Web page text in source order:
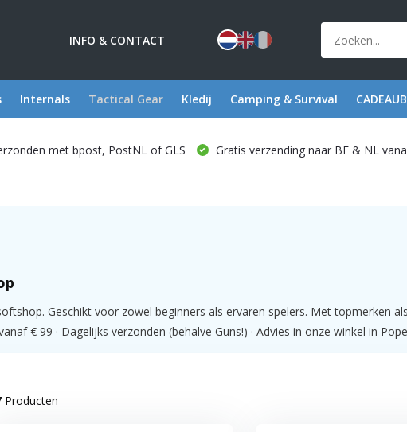
INFO & CONTACT
Internals Tactical Gear Kledij Camping & Survival
met bpost, PostNL of GLS Gratis verzending naar BE & NL
Geschikt voor zowel beginners als ervaren spelers. Met topmerken
€ 99 · Dagelijks verzonden (behalve Guns!) · Advies in onze winkel in
Producten